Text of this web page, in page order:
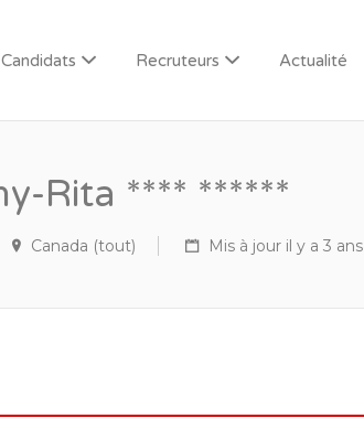
Candidats Recruteurs Actualité
Rita **** ******
Canada (tout) Mis à jour il y a 3 ans